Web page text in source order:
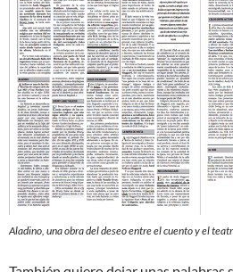
Aladino, una obra del deseo entre el cuento y el